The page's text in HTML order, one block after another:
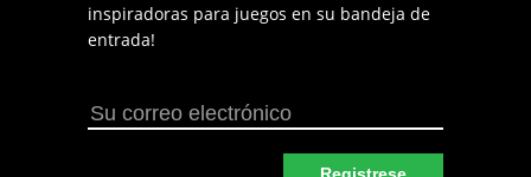
inspiradoras para juegos en su bandeja de
entrada!
Registrese